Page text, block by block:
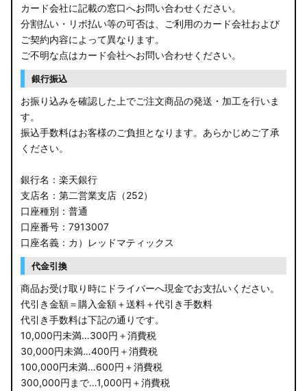
カード会社に記載の窓口へお問い合わせください。
分割払い・リボ払い等の可否は、ご利用のカード会社および
ご契約内容によって異なります。
ご不明な点はカード会社へお問い合わせください。
銀行振込
お振り込みを確認した上でご注文商品の発送・加工を行いま
す。
振込手数料はお客様のご負担となります。あらかじめご了承
ください。
銀行名：楽天銀行
支店名：第二営業支店（252）
口座種別：普通
口座番号：7913007
口座名義：カ）レッドマティックス
代金引換
商品お受け取り時にドライバーへ現金でお支払いください。
代引き金額＝購入金額＋送料＋代引き手数料
代引き手数料は下記の通りです。
10,000円未満…300円＋消費税
30,000円未満…400円＋消費税
100,000円未満…600円＋消費税
300,000円まで…1,000円＋消費税